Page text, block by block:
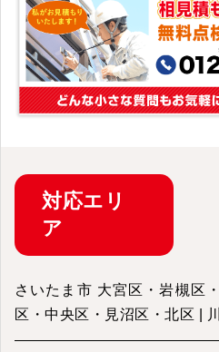
対応エリ
ア
さいたま市 大宮区・岩槻区
区・中央区・見沼区・北区 |